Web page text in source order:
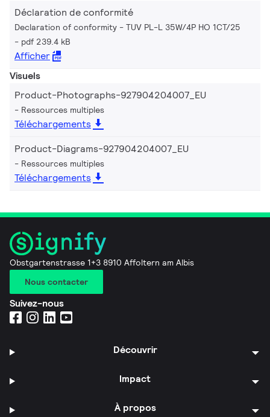
Déclaration de conformité
Declaration of conformity - TUV PL-L 35W/4P HO 1CT/25
pdf 239.4 kB
Afficher
Visuels
Product-Photographs-927904204007_EU
Ressources multiples
Téléchargements
Product-Diagrams-927904204007_EU
Ressources multiples
Téléchargements
Obstgartenstrasse 1+3 8910 Affoltern am Albis
Nous contacter
Suivez-nous
Découvrir
Impact
À propos